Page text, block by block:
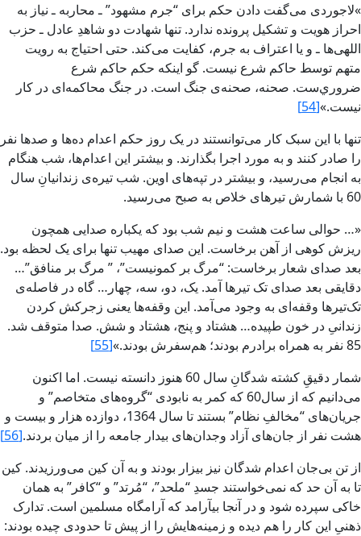
»لاجوردى مى‌گفت دادن حکم براى “‌جرم مشهود” ـ‌ محاربه ‌ـ نياز به
احراز هويت و تشکيل پرونده ندارد. تنها شهادت دو شاهدِ عادل ـ ‌حزب
اللهى‌ها ‌ـ و يا اعتراف به جرم، کفايت مى‌کند. حتى احتياج به رويت
متهم توسط حاکم شرع نيست. گو اينکه حکم حاکم شرع
ضروري‌ست. صحنه، صحنه‌ى جنگ است. در جنگ محاکمه‌اى در کار
نيست‌.»[54]
تنها با اين سبک کار مى‌توانستند در يک روز حکم اعدام ده‌ها و صدها نفر
را صادر کنند و به مورد اجرا بگذارند. و بيشتر اين اعدام‌ها، شب هنگام
به انجام مى‌رسيد، و بيشتر در تپه‌هاى اوين. شب تيره‌ى زندانيانِ سال
60 با شمارش‏ تيرهاى خلاص‏ به صبح مى‌رسيد.
«… حوالى ساعت هشت و نيم شب بود که يکباره صدايى همچون
ريزش‏ کوهى از آهن برخاست. اين صداى مهيب تنها براى يک لحظه بود.
بعد صداى شعار برخاست‌: “‌مرگ بر کمونيست‌”، ‌” مرگ بر منافق‌”…
دقايقى بعد صداى تک تيرها آمد. يک، دو، سه، چهار… گاه در فاصله‌ى
تک‌تيرها وقفه‌اى به وجود مى‌آمد. اين وقفه‌ها يعنى زجرکش‏ کردن
زندانىِ در خون طپيده… هشتاد و پنج، هشتاد و شش‏. صدا متوقف شد.
85 نفر به همراه برادرم بودند؛ هم‌سفرش‏ بودند.»
[55]
شمار دقيقِ کشته شدگانِ سال 60 هنوز دانسته نيست. اما اکنون
مى‌دانيم که از سال‌60 که کمر به نابودى “‌گروه‌هاى متخاصم” و
جريان‌هاى “مخالفِ نظام‌” بستند تا سال 1364، دوازده هزار و بيست‌ و
هشت نفر از جان‌هاى آزاد وجدان‌هاى بيدار جامعه را از ميان بردند.[56]
از تن بى‌جان اعدام‌ شدگان نيز بيزار بودند و به آن کين‌ مى‌ورزيدند. کين
تا به آن حد که نمى‌خواستند جسدِ “ملحد”، “مُرتد” و “‌کافر” به همان
خاکى سپرده شود و در آنجا بيآرامد که آرامگاه مسلمين است. تدارک
ذهنى‌ِ اين کار را هم ديده و زمينه‌هايش‏ را از پيش‏ تا حدودى چيده بودند: